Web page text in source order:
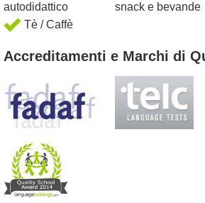
autodidattico
snack e bevande
Tè / Caffè
Accreditamenti e Marchi di